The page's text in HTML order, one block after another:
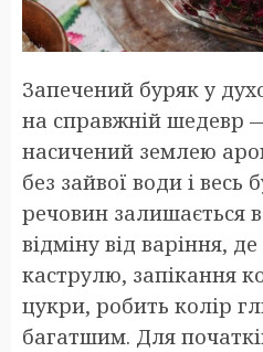
Запечений буряк у
на справжній шедевр
насичений землею
без зайвої води і весь
речовин залишається
відміну від варіння, де
каструлю, запікання
цукри, робить колір
багатшим. Для